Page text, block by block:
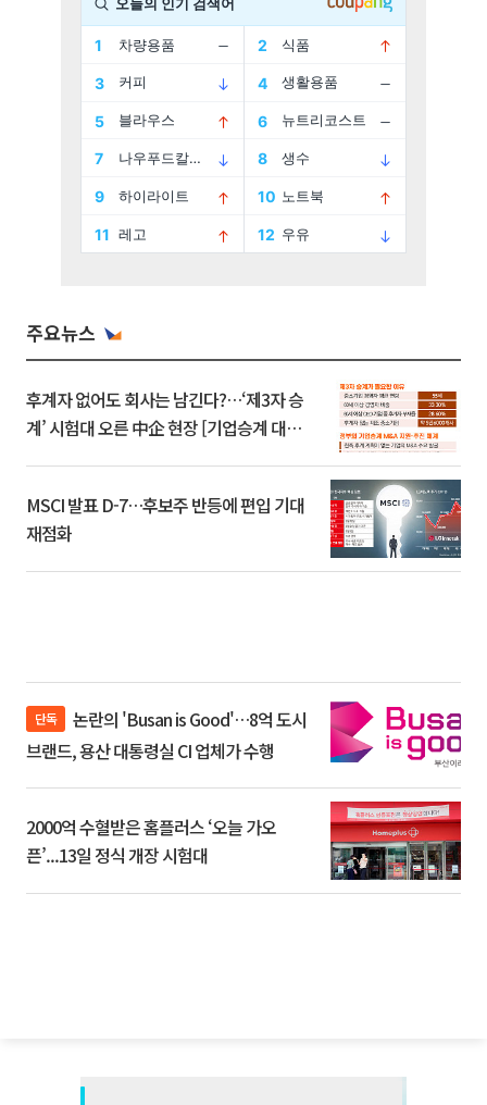
주요뉴스
후계자 없어도 회사는 남긴다?…‘제3자 승
계’ 시험대 오른 中企 현장 [기업승계 대전
MSCI 발표 D-7…후보주 반등에 편입 기대
재점화
단독
브랜드, 용산 대통령실 CI 업체가 수행
2000억 수혈받은 홈플러스 ‘오늘 가오
픈’...13일 정식 개장 시험대